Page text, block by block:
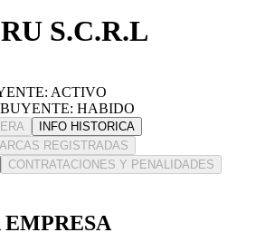
S.C.R.L
ACTIVO
HABIDO
INFO HISTORICA
REGISTRADAS
CONTRATACIONES Y PENALIDADES